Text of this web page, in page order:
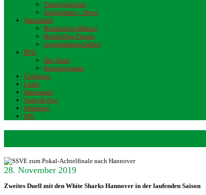
Trainingszeiten
Schwimmen – News
Wasserball
Bundesliga Männer
Bundesliga Frauen
Jugendmannschaften
BFG
Das Team
Kursprogramm
Clubhaus
Links
Impressum
Swim & Fun
Mitarbeit
MV
28. November 2019
Zweites Duell mit den White Sharks Hannover in der laufenden Saison